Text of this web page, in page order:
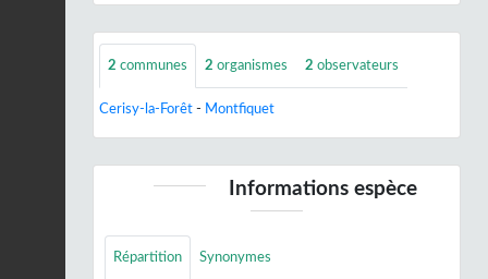
2 communes 2 organismes 2 observateurs
Cerisy-la-Forêt - Montfiquet
Informations espèce
Répartition Synonymes